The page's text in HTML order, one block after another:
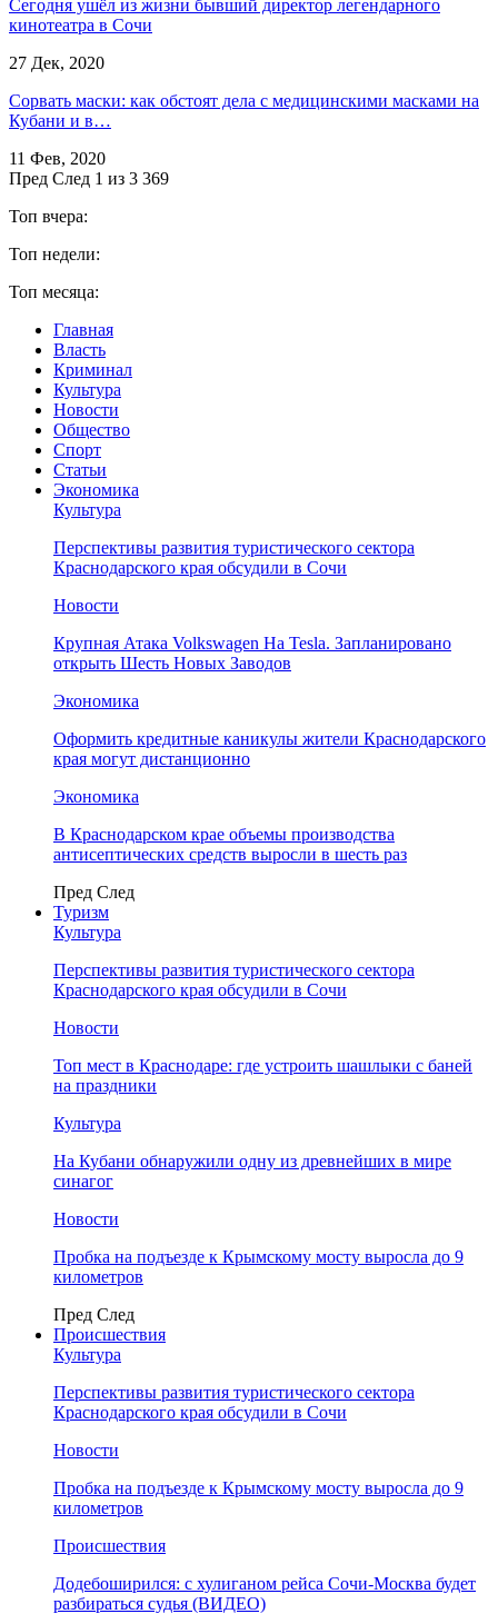
Сегодня ушёл из жизни бывший директор легендарного
кинотеатра в Сочи
27 Дек, 2020
Сорвать маски: как обстоят дела с медицинскими масками на
Кубани и в…
11 Фев, 2020
Пред След 1 из 3 369
Топ вчера:
Топ недели:
Топ месяца:
Главная
Власть
Криминал
Культура
Новости
Общество
Спорт
Статьи
Экономика
Культура
Перспективы развития туристического сектора
Краснодарского края обсудили в Сочи
Новости
Крупная Атака Volkswagen На Tesla. Запланировано
открыть Шесть Новых Заводов
Экономика
Оформить кредитные каникулы жители Краснодарского
края могут дистанционно
Экономика
В Краснодарском крае объемы производства
антисептических средств выросли в шесть раз
Пред След
Туризм
Культура
Перспективы развития туристического сектора
Краснодарского края обсудили в Сочи
Новости
Топ мест в Краснодаре: где устроить шашлыки с баней
на праздники
Культура
На Кубани обнаружили одну из древнейших в мире
синагог
Новости
Пробка на подъезде к Крымскому мосту выросла до 9
километров
Пред След
Происшествия
Культура
Перспективы развития туристического сектора
Краснодарского края обсудили в Сочи
Новости
Пробка на подъезде к Крымскому мосту выросла до 9
километров
Происшествия
Додебоширился: с хулиганом рейса Сочи-Москва будет
разбираться судья (ВИДЕО)